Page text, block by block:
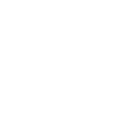
Por ello, en
divertidas que
todo un éxito